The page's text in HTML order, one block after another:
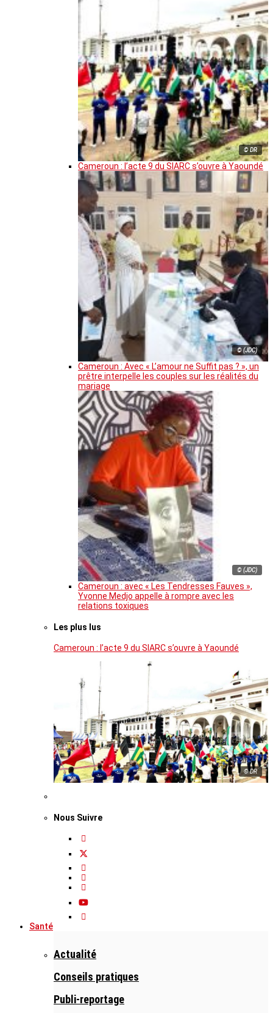
© DR
Cameroun : l’acte 9 du SIARC s’ouvre à Yaoundé
© (JDC)
Cameroun : Avec « L’amour ne Suffit pas ? », un
prêtre interpelle les couples sur les réalités du
mariage
© (JDC)
Cameroun : avec « Les Tendresses Fauves »,
Yvonne Medjo appelle à rompre avec les
relations toxiques
Les plus lus
Cameroun : l’acte 9 du SIARC s’ouvre à Yaoundé
© DR
Nous Suivre
Santé
Actualité
Conseils pratiques
Publi-reportage